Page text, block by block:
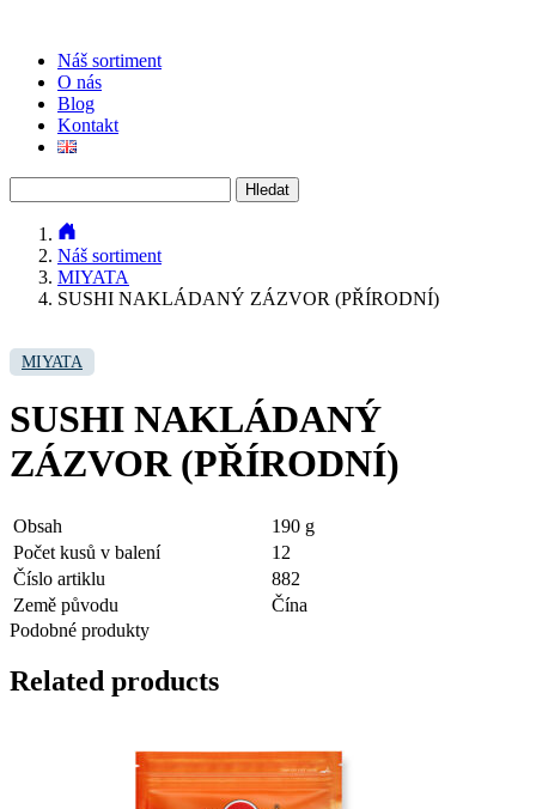
Náš sortiment
O nás
Blog
Kontakt
Náš sortiment
MIYATA
SUSHI NAKLÁDANÝ ZÁZVOR (PŘÍRODNÍ)
MIYATA
SUSHI NAKLÁDANÝ
ZÁZVOR (PŘÍRODNÍ)
Obsah
190 g
Počet kusů v balení
12
Číslo artiklu
882
Země původu
Čína
Podobné produkty
Related products